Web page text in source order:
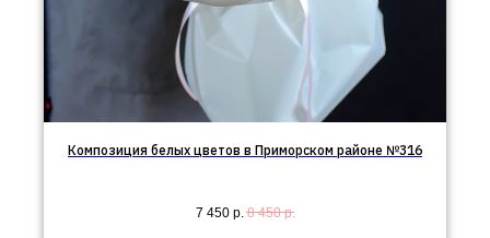
Композиция белых цветов в Приморском районе №316
7 450 р. 8 450 р.